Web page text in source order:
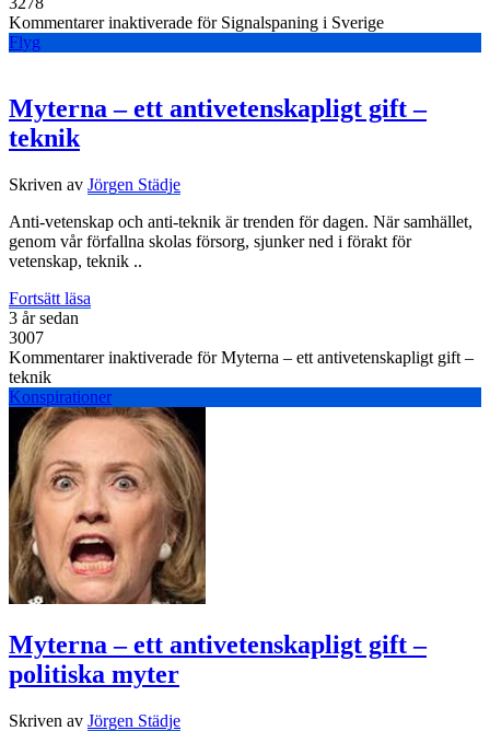
Kommentarer inaktiverade för Signalspaning i Sverige
Flyg
Myterna – ett antivetenskapligt gift –
teknik
Skriven av Jörgen Städje
Anti-vetenskap och anti-teknik är trenden för dagen. När samhället,
genom vår förfallna skolas försorg, sjunker ned i förakt för
vetenskap, teknik ..
Fortsätt läsa
3 år sedan
3007
Kommentarer inaktiverade för Myterna – ett antivetenskapligt gift –
teknik
Konspirationer
Myterna – ett antivetenskapligt gift –
politiska myter
Skriven av Jörgen Städje